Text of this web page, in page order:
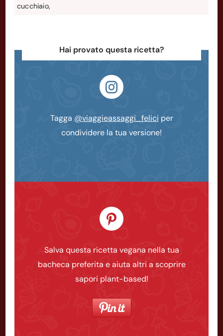
cucchiaio,
Hai provato questa ricetta?
Tagga @viaggieassaggi_felici per
condividere la tua versione!
Salva questa ricetta vegana nella tua
bacheca preferita e aiuta altri a scoprire
sapori plant-based!